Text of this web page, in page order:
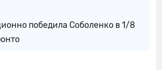
победила Соболенко в 1/8